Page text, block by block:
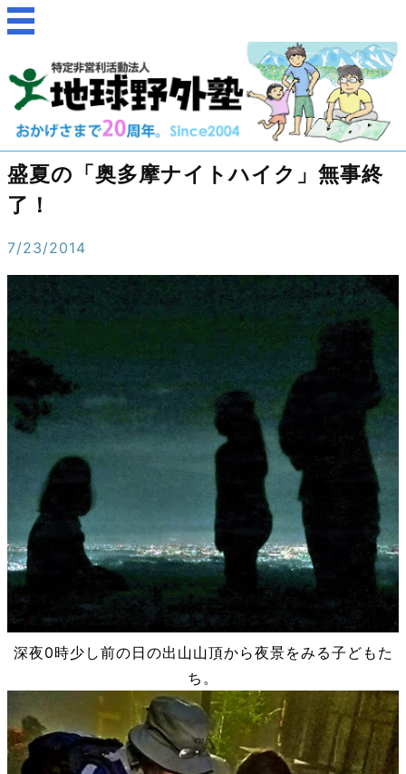
盛夏の「奥多摩ナイトハイク」無事終
了！
7/23/2014
深夜0時少し前の日の出山山頂から夜景をみる子どもた
ち。